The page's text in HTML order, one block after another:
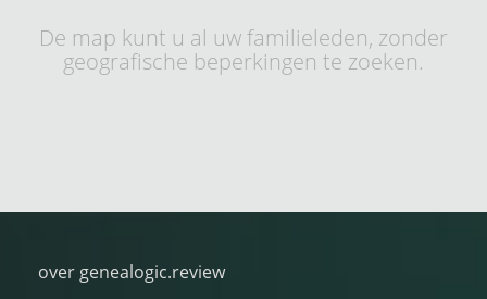
De map kunt u al uw familieleden, zonder
geografische beperkingen te zoeken.
over genealogic.review